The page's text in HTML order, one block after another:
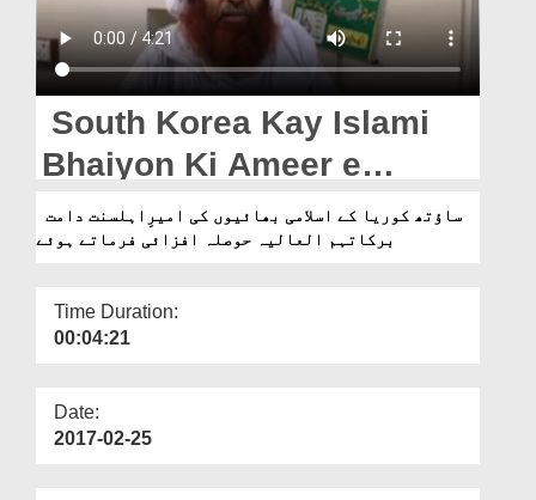
Magazine
Departments
Our Websites
More
South Korea Kay Islami
Bhaiyon Ki Ameer e
Ahlesunnat Hosla Afzai
Farmatay Hoye
برکاتہم العالیہ حوصلہ افزائی فرماتے ہوئے
Time Duration:
00:04:21
Date:
2017-02-25